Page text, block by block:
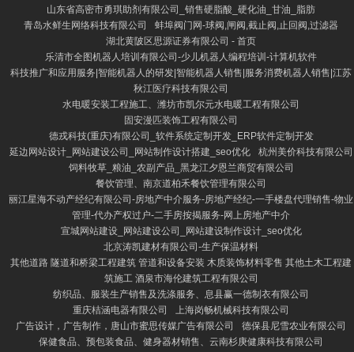
山东省高密市勇琪助剂有限公司_销售硬脂酸_硬化油_甘油_脂肪
青岛水鲜生网络科技有限公司
蚌埠阀门网-球阀,闸阀,截止阀,止回阀,过滤器
湖北黄陂区思源证券有限公司 - 首页
乐清市全图机器人培训有限公司-少儿机器人编程培训-计算机软件
科技推广和应用服务|智能机器人的研发|智能机器人销售|服务消费机器人销售|江苏
秋江医疗科技有限公司
水电暖安装工程施工、潍坊市凯尔元水电暖工程有限公司
固安漫匹装饰工程有限公司
德戎科技(重庆)有限公司_软件系统定制开发_ERP软件定制开发
延边网站设计_网站建设公司_网站制作设计搭建_seo优化
杭州美价科技有限公司
饲料牧草_粮油_农副产品_黑龙江夕恩兰商贸有限公司
餐饮管理、南京道柏禾餐饮管理有限公司
丽江星海不动产经纪有限公司-房地产中介服务-房地产经纪-一手楼盘代理销售-物业
管理-代办产权过户-二手房按揭服务-网上房地产中介
宣城网站建设_网站建设公司_网站建设制作设计_seo优化
北京涛凯建材有限公司-生产保温材料
其他道路 隧道和桥梁工程建筑 管道和设备安装 木质装饰材料零售 其他土木工程建
筑施工 酒泉市海伦建筑工程有限公司
纺织品、服装生产销售及洗涤服务、息县赢一德制衣有限公司
重庆桔涵电器有限公司
上海岗畅机械科技有限公司
广告设计，广告制作，唐山市蜜思传媒广告有限公司
德保县尼雪农业有限公司
保健食品、预包装食品、健身器材销售、云南杉庚健康科技有限公司